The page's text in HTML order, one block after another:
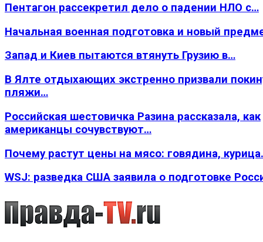
Пентагон рассекретил дело о падении НЛО с…
Начальная военная подготовка и новый
Запад и Киев пытаются втянуть Грузию в…
В Ялте отдыхающих экстренно призвали
пляжи…
Российская шестовичка Разина рассказала, как
американцы сочувствуют…
Почему растут цены на мясо: говядина,
WSJ: разведка США заявила о подготовке